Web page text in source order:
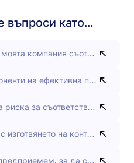
въпроси като...
компания съответства на
на ефективна програма
за съответствие?
на контролен
за да се